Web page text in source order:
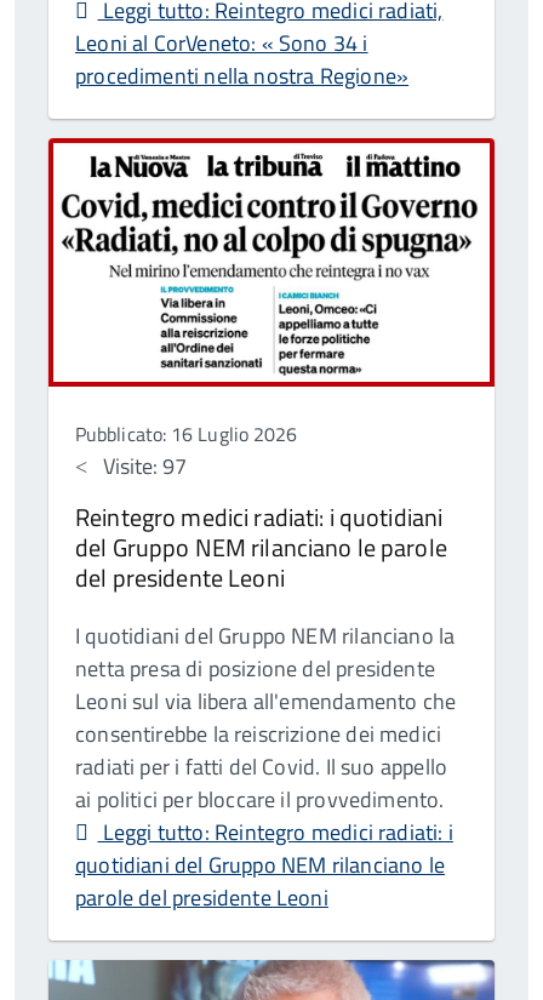
Leggi tutto: Reintegro medici radiati,
Leoni al CorVeneto: « Sono 34 i
procedimenti nella nostra Regione»
Pubblicato: 16 Luglio 2026
Visite: 97
Reintegro medici radiati: i quotidiani
del Gruppo NEM rilanciano le parole
del presidente Leoni
I quotidiani del Gruppo NEM rilanciano la
netta presa di posizione del presidente
Leoni sul via libera all'emendamento che
consentirebbe la reiscrizione dei medici
radiati per i fatti del Covid. Il suo appello
ai politici per bloccare il provvedimento.
Leggi tutto: Reintegro medici radiati: i
quotidiani del Gruppo NEM rilanciano le
parole del presidente Leoni